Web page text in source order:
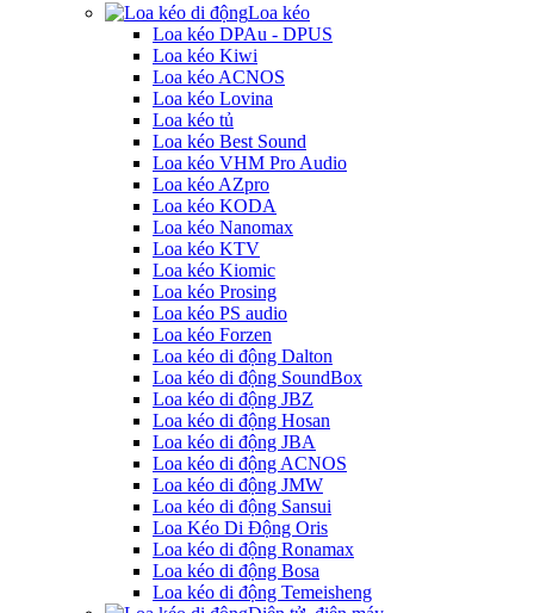
Loa kéo
Loa kéo DPAu - DPUS
Loa kéo Kiwi
Loa kéo ACNOS
Loa kéo Lovina
Loa kéo tủ
Loa kéo Best Sound
Loa kéo VHM Pro Audio
Loa kéo AZpro
Loa kéo KODA
Loa kéo Nanomax
Loa kéo KTV
Loa kéo Kiomic
Loa kéo Prosing
Loa kéo PS audio
Loa kéo Forzen
Loa kéo di động Dalton
Loa kéo di động SoundBox
Loa kéo di động JBZ
Loa kéo di động Hosan
Loa kéo di động JBA
Loa kéo di động ACNOS
Loa kéo di động JMW
Loa kéo di động Sansui
Loa Kéo Di Động Oris
Loa kéo di động Ronamax
Loa kéo di động Bosa
Loa kéo di động Temeisheng